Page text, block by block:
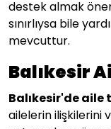
destek almak
sınırlıysa bile
mevcuttur.
Balıkesir
Balıkesir'de aile
ailelerin ilişkilerini